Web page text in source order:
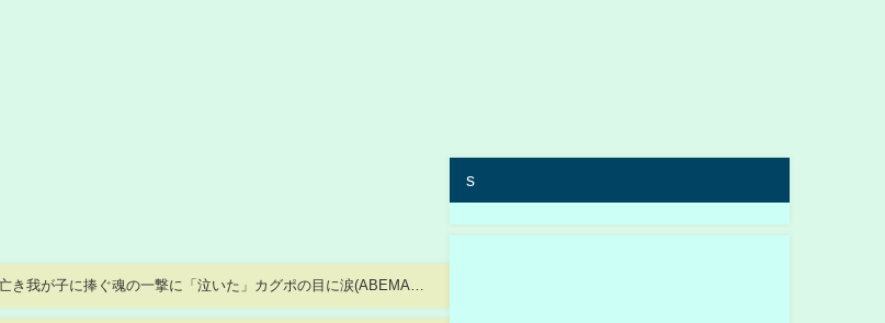
き我が子に捧ぐ魂の一撃に「泣いた」カグポの目に涙(ABEMA
s